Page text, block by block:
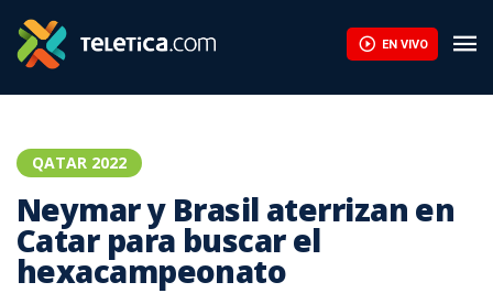
EN VIVO
QATAR 2022
Neymar y Brasil aterrizan en
Catar para buscar el
hexacampeonato